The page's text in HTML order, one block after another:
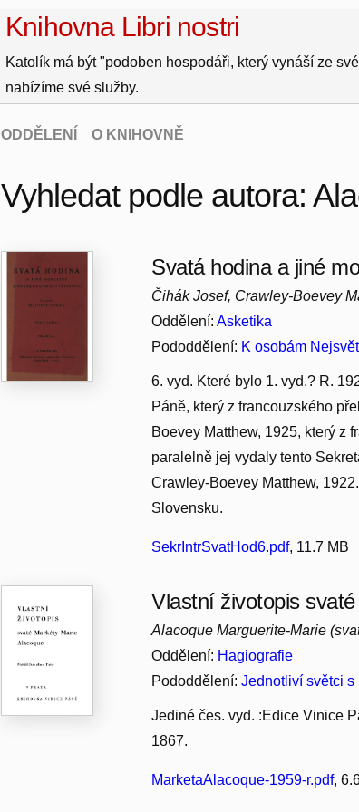
Knihovna Libri nostri
Katolík má být "podoben hospodáři, který vynáší ze
nabízíme své služby.
ODDĚLENÍ O KNIHOVNĚ
Vyhledat podle autora:
Svatá hodina a jiné
Čihák Josef, Crawley-Boevey
Oddělení:Asketika
Pododdělení: K osobám
6. vyd. Které bylo 1. vyd.? R.
Páně, který z francouzského
Boevey Matthew, 1925, který z
paralelně jej vydaly tento
Crawley-Boevey Matthew,
Slovensku.
SekrIntrSvatHod6.pdf, 11.7 MB
Vlastní životopis
Alacoque Marguerite-Marie
Oddělení: Hagiografie
Pododdělení:Jednotliví světci s
Jediné čes. vyd. :Edice Vinice
1867.
MarketaAlacoque-1959-r.pdf,